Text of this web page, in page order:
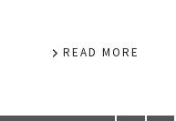
READ MORE